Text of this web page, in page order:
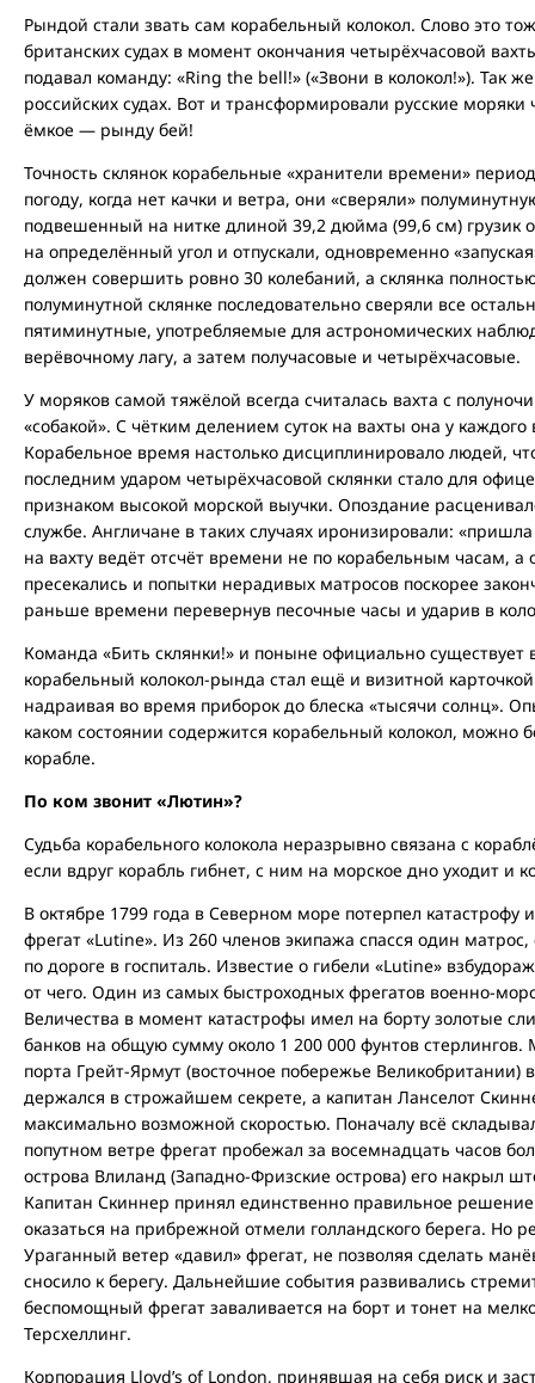
Рындой стали звать сам корабельный колокол. Слово это
британских судах в момент окончания четырёхчасовой
подавал команду: «Ring the bell!» («Звони в колокол!»). Так
российских судах. Вот и трансформировали русские
ёмкое — рынду бей!
Точность склянок корабельные «хранители времени»
погоду, когда нет качки и ветра, они «сверяли»
подвешенный на нитке длиной 39,2 дюйма (99,6 см) грузик
на определённый угол и отпускали, одновременно
должен совершить ровно 30 колебаний, а склянка
полуминутной склянке последовательно сверяли все
пятиминутные, употребляемые для астрономических
верёвочному лагу, а затем получасовые и четырёхчасовые.
У моряков самой тяжёлой всегда считалась вахта с
«собакой». С чётким делением суток на вахты она у
Корабельное время настолько дисциплинировало людей,
последним ударом четырёхчасовой склянки стало для
признаком высокой морской выучки. Опоздание
службе. Англичане в таких случаях иронизировали:
на вахту ведёт отсчёт времени не по корабельным часам,
пресекались и попытки нерадивых матросов поскорее
раньше времени перевернув песочные часы и ударив в
Команда «Бить склянки!» и поныне официально
корабельный колокол-рында стал ещё и визитной
надраивая во время приборок до блеска «тысячи солнц».
каком состоянии содержится корабельный колокол, можно
корабле.
По ком звонит «Лютин»?
Судьба корабельного колокола неразрывно связана с
если вдруг корабль гибнет, с ним на морское дно уходит и
В октябре 1799 года в Северном море потерпел катастрофу
фрегат «Lutine». Из 260 членов экипажа спасся один
по дороге в госпиталь. Известие о гибели «Lutine»
от чего. Один из самых быстроходных фрегатов военно-
Величества в момент катастрофы имел на борту золотые
банков на общую сумму около 1 200 000 фунтов стерлингов.
порта Грейт-Ярмут (восточное побережье Великобритании)
держался в строжайшем секрете, а капитан Ланселот
максимально возможной скоростью. Поначалу всё
попутном ветре фрегат пробежал за восемнадцать часов
острова Влиланд (Западно-Фризские острова) его накрыл
Капитан Скиннер принял единственно правильное
оказаться на прибрежной отмели голландского берега. Но
Ураганный ветер «давил» фрегат, не позволяя сделать
сносило к берегу. Дальнейшие события развивались
беспомощный фрегат заваливается на борт и тонет на
Терсхеллинг.
Корпорация Lloyd’s of London, принявшая на себя риск и